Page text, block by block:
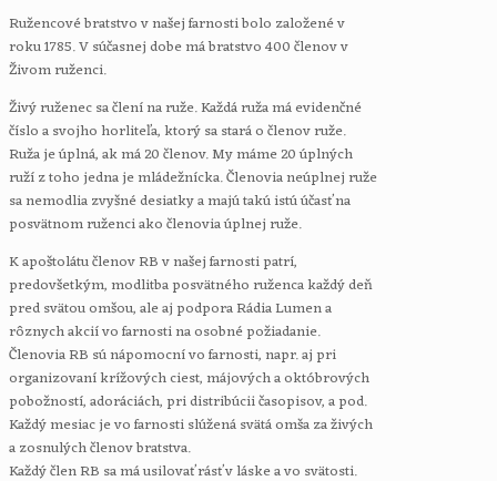
Ružencové bratstvo v našej farnosti bolo založené v
roku 1785. V súčasnej dobe má bratstvo 400 členov v
Živom ruženci.
Živý ruženec sa člení na ruže. Každá ruža má evidenčné
číslo a svojho horliteľa, ktorý sa stará o členov ruže.
Ruža je úplná, ak má 20 členov. My máme 20 úplných
ruží z toho jedna je mládežnícka. Členovia neúplnej ruže
sa nemodlia zvyšné desiatky a majú takú istú účasť na
posvätnom ruženci ako členovia úplnej ruže.
K apoštolátu členov RB v našej farnosti patrí,
predovšetkým, modlitba posvätného ruženca každý deň
pred svätou omšou, ale aj podpora Rádia Lumen a
rôznych akcií vo farnosti na osobné požiadanie.
Členovia RB sú nápomocní vo farnosti, napr. aj pri
organizovaní krížových ciest, májových a októbrových
pobožností, adoráciách, pri distribúcii časopisov, a pod.
Každý mesiac je vo farnosti slúžená svätá omša za živých
a zosnulých členov bratstva.
Každý člen RB sa má usilovať rásť v láske a vo svätosti.